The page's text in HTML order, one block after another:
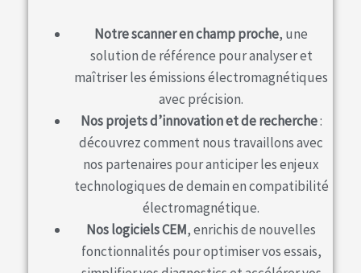
Notre scanner en champ proche, une
solution de référence pour analyser et
maîtriser les émissions électromagnétiques
avec précision.
Nos projets d’innovation et de recherche:
découvrez comment nous travaillons avec
nos partenaires pour anticiper les enjeux
technologiques de demain en compatibilité
électromagnétique.
Nos logiciels CEM, enrichis de nouvelles
fonctionnalités pour optimiser vos essais,